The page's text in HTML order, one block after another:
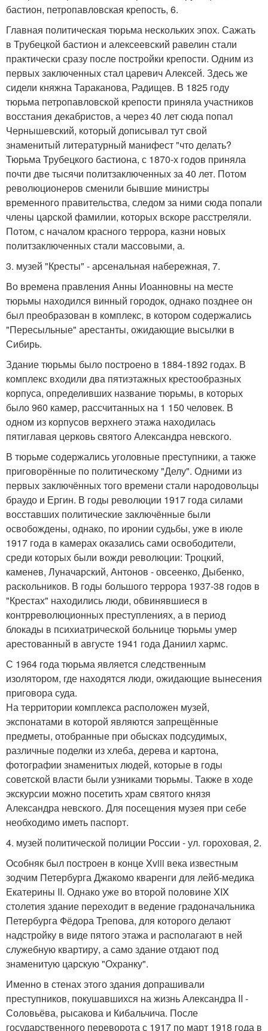
бастион, петропавловская крепость, 6.
Главная политическая тюрьма нескольких эпох. Сажать
в Трубецкой бастион и алексеевский равелин стали
практически сразу после постройки крепости. Одним из
первых заключенных стал царевич Алексей. Здесь же
сидели княжна Тараканова, Радищев. В 1825 году
тюрьма петропавловской крепости приняла участников
восстания декабристов, а через 40 лет сюда попал
Чернышевский, который дописывал тут свой
знаменитый литературный манифест "что делать?
Тюрьма Трубецкого бастиона, с 1870-х годов приняла
почти две тысячи политзаключенных за 40 лет. Потом
революционеров сменили бывшие министры
временного правительства, следом за ними сюда попали
члены царской фамилии, которых вскоре расстреляли.
Потом, с началом красного террора, казни новых
политзаключенных стали массовыми, а.
3. музей "Кресты" - арсенальная набережная, 7.
Во времена правления Анны Иоанновны на месте
тюрьмы находился винный городок, однако позднее он
был преобразован в комплекс, в котором содержались
"Пересыльные" арестанты, ожидающие высылки в
Сибирь.
Здание тюрьмы было построено в 1884-1892 годах. В
комплекс входили два пятиэтажных крестообразных
корпуса, определивших название тюрьмы, в которых
было 960 камер, рассчитанных на 1 150 человек. В
одном из корпусов верхнего этажа находилась
пятиглавая церковь святого Александра невского.
В тюрьме содержались уголовные преступники, а также
приговорённые по политическому "Делу". Одними из
первых заключённых того времени стали народовольцы
браудо и Ергин. В годы революции 1917 года силами
восставших политические заключённые были
освобождены, однако, по иронии судьбы, уже в июле
1917 года в камерах оказались сами освободители,
среди которых были вожди революции: Троцкий,
каменев, Луначарский, Антонов - овсеенко, Дыбенко,
раскольников. В годы большого террора 1937-38 годов в
"Крестах" находились люди, обвинявшиеся в
контрреволюционных преступлениях, а в период
блокады в психиатрической больнице тюрьмы умер
арестованный в августе 1941 года Даниил хармс.
С 1964 года тюрьма является следственным
изолятором, где находятся люди, ожидающие вынесения
приговора суда.
На территории комплекса расположен музей,
экспонатами в которой являются запрещённые
предметы, отобранные при обысках подсудимых,
различные поделки из хлеба, дерева и картона,
фотографии знаменитых людей, которые в годы
советской власти были узниками тюрьмы. Также в ходе
экскурсии можно посетить храм святого князя
Александра невского. Для посещения музея при себе
необходимо иметь паспорт.
4. музей политической полиции России - ул. гороховая, 2.
Особняк был построен в конце Xviii века известным
зодчим Петербурга Джакомо кваренги для лейб-медика
Екатерины II. Однако уже во второй половине XIX
столетия здание переходит в ведение градоначальника
Петербурга Фёдора Трепова, для которого делают
надстройку в виде пятого этажа и располагают в ней
служебную квартиру, а само здание отдают под
знаменитую царскую "Охранку".
Именно в стенах этого здания допрашивали
преступников, покушавшихся на жизнь Александра II -
Соловьёва, рысакова и Кибальчича. После
государственного переворота с 1917 по март 1918 года в